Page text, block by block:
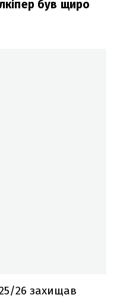
був щиро
26 захищав